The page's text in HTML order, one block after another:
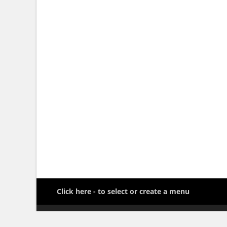
Click here - to select or create a menu